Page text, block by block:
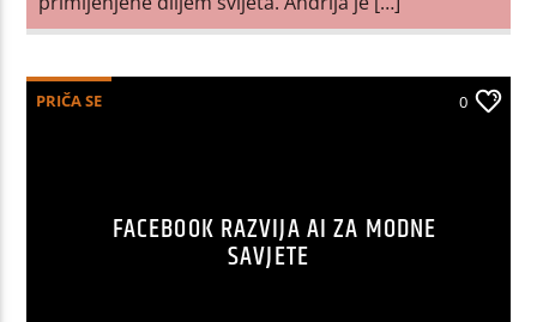
PRIČA SE 0
FACEBOOK RAZVIJA AI ZA MODNE
SAVJETE